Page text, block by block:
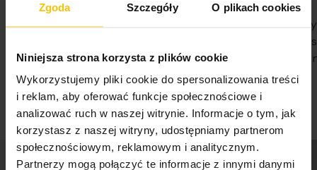
Zgoda Szczegóły O plikach cookies
Niniejsza strona korzysta z plików cookie
Wykorzystujemy pliki cookie do spersonalizowania treści
i reklam, aby oferować funkcje społecznościowe i
analizować ruch w naszej witrynie. Informacje o tym, jak
korzystasz z naszej witryny, udostępniamy partnerom
społecznościowym, reklamowym i analitycznym.
Partnerzy mogą połączyć te informacje z innymi danymi
przed zmarszczeniem.
Dane techniczne:
zawieszenie: taśma/tunel/żabki
skład: 100% poliester-welur
szerokość taśmy marszczącej: 8 cm
100%
WSZYSTKO SPRAWNIE SZYBKA
07-08-2026
100%
Nie
Państwa
Nie traćcie
07-08-2026